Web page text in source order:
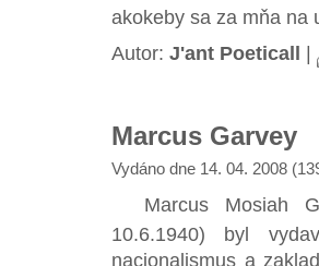
akokeby sa za mňa na
Autor: J'ant Poeticall |
Marcus Garvey
Vydáno dne 14. 04. 2008
Marcus Mosiah
10.6.1940) byl
nacionalismus a